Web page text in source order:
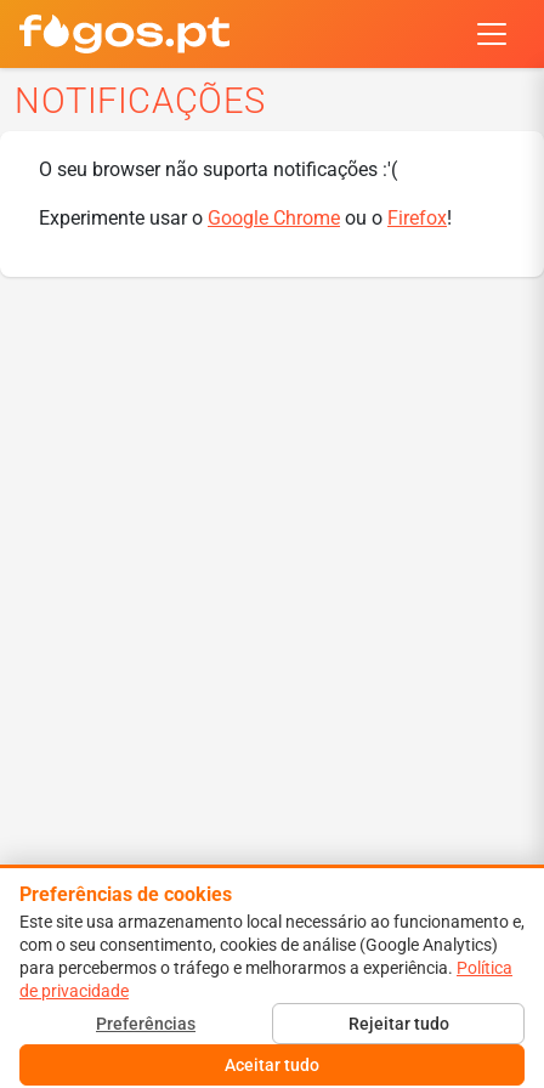
NOTIFICAÇÕES
O seu browser não suporta notificações :'(
Experimente usar o Google Chrome ou o Firefox!
Preferências de cookies
Este site usa armazenamento local necessário ao funcionamento e,
com o seu consentimento, cookies de análise (Google Analytics)
para percebermos o tráfego e melhorarmos a experiência. Política
de privacidade
Preferências
Rejeitar tudo
Aceitar tudo